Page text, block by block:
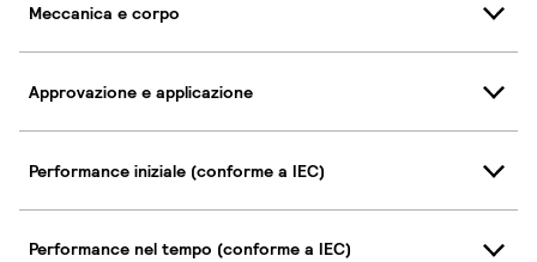
Meccanica e corpo
Approvazione e applicazione
Performance iniziale (conforme a IEC)
Performance nel tempo (conforme a IEC)